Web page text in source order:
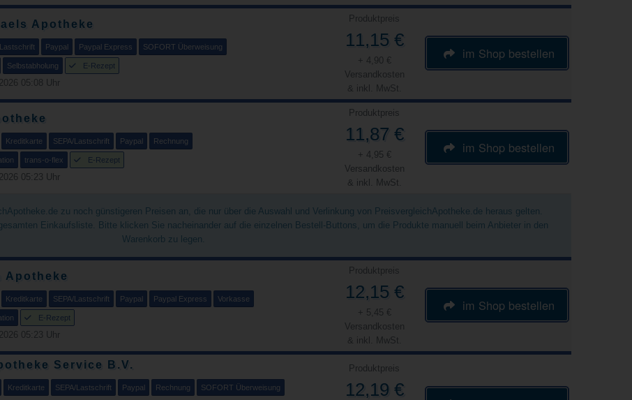
Apotheke
Paypal Paypal Express SOFORT Überweisung
Selbstabholung E-Rezept
05:08 Uhr
Produktpreis
11,15 €
+ 4,90 €
Versandkosten
& inkl. MwSt.
im Shop bestellen
Kreditkarte SEPA/Lastschrift Paypal Rechnung
trans-o-flex E-Rezept
05:23 Uhr
Produktpreis
11,87 €
+ 4,95 €
Versandkosten
& inkl. MwSt.
im Shop bestellen
zu noch günstigeren Preisen an, die nur über die Auswahl und Verlinkung von PreisvergleichApotheke.de heraus gelten.
Einkaufsliste. Bitte klicken Sie nacheinander auf die einzelnen Bestell-Buttons, um die Produkte manuell beim Anbieter in den
Warenkorb zu legen.
Apotheke
Kreditkarte SEPA/Lastschrift Paypal Paypal Express Vorkasse
E-Rezept
05:23 Uhr
Produktpreis
12,15 €
+ 5,45 €
Versandkosten
& inkl. MwSt.
im Shop bestellen
Service B.V.
Kreditkarte SEPA/Lastschrift Paypal Rechnung SOFORT Überweisung
Produktpreis
12,19 €